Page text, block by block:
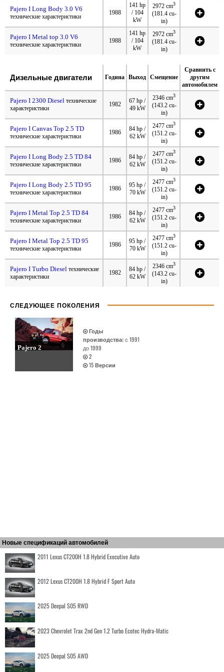
Pajero I Long Body 3.0 V6
технические характеристики
1988
141 hp
/ 104
kW
2972 cm3
(181.4 cu-
in)
Pajero I Metal top 3.0 V6
технические характеристики
1988
141 hp
/ 104
kW
2972 cm3
(181.4 cu-
in)
Дизельные двигатели Година Выход Смещение
Сравнить с
другим
автомобилем
Pajero I 2300 Diesel технические
характеристики
1982
67 hp /
49 kW
2346 cm3
(143.2 cu-
in)
Pajero I Canvas Top 2.5 TD
технические характеристики
1986
84 hp /
62 kW
2477 cm3
(151.2 cu-
in)
Pajero I Long Body 2.5 TD 84
технические характеристики
1986
84 hp /
62 kW
2477 cm3
(151.2 cu-
in)
Pajero I Long Body 2.5 TD 95
технические характеристики
1986
95 hp /
70 kW
2477 cm3
(151.2 cu-
in)
Pajero I Metal Top 2.5 TD 84
технические характеристики
1986
84 hp /
62 kW
2477 cm3
(151.2 cu-
in)
Pajero I Metal Top 2.5 TD 95
технические характеристики
1986
95 hp /
70 kW
2477 cm3
(151.2 cu-
in)
Pajero I Turbo Diesel технические
характеристики
1982
84 hp /
62 kW
2346 cm3
(143.2 cu-
in)
СЛЕДУЮЩЕЕ ПОКОЛЕНИЯ
Pajero 2
Годы
производства:с 1991
до 1999
2
15Версии
Новые спецификаций автомобилей
2011 Lexus CT200H 1.8 Hybrid Executive Auto
2012 Lexus CT200H 1.8 Hybrid F Sport Auto
2025 Deepal S05 RWD
2023 Chevrolet Trax 2nd Gen 1.2 Turbo Ecotec Hydra-Matic
2025 Deepal S05 AWD